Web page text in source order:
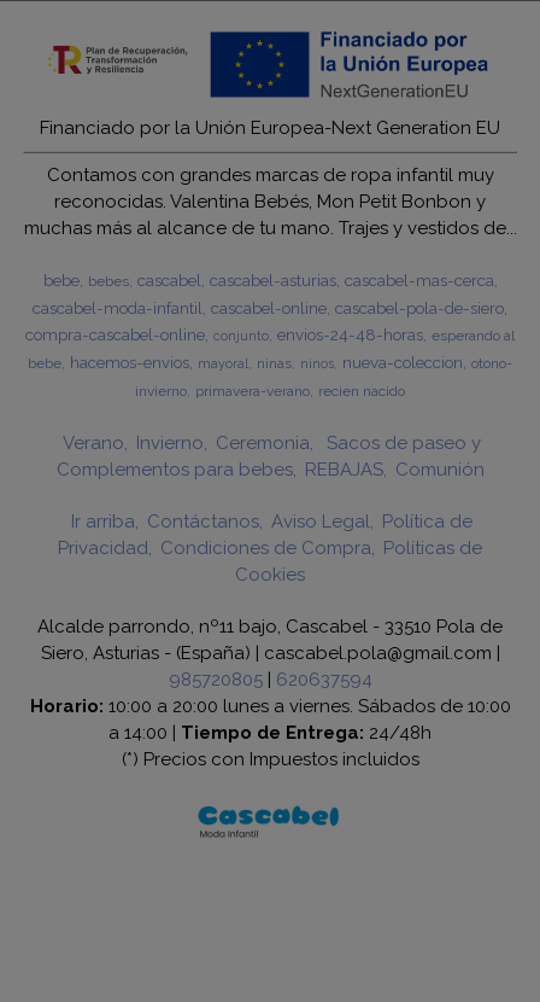
Financiado por la Unión Europea-Next Generation EU
Contamos con grandes marcas de ropa infantil muy
reconocidas. Valentina Bebés, Mon Petit Bonbon y
muchas más al alcance de tu mano. Trajes y vestidos de...
bebe bebes cascabel cascabel-asturias cascabel-mas-cerca
cascabel-moda-infantil cascabel-online cascabel-pola-de-siero
compra-cascabel-online conjunto envios-24-48-horas esperando al
bebe hacemos-envios mayoral ninas ninos nueva-coleccion otono-
invierno primavera-verano recien nacido
Verano Invierno Ceremonia
Sacos de paseo y
Complementos para bebes
REBAJAS Comunión
Ir arriba Contáctanos Aviso Legal
Política de
Privacidad
Condiciones de Compra
Políticas de
Cookies
Alcalde parrondo, nº11 bajo, Cascabel - 33510 Pola de
Siero, Asturias - (España) | cascabel.pola@gmail.com |
985720805| 620637594
Horario: 10:00 a 20:00 lunes a viernes. Sábados de 10:00
a 14:00 | Tiempo de Entrega: 24/48h
(*) Precios con Impuestos incluidos